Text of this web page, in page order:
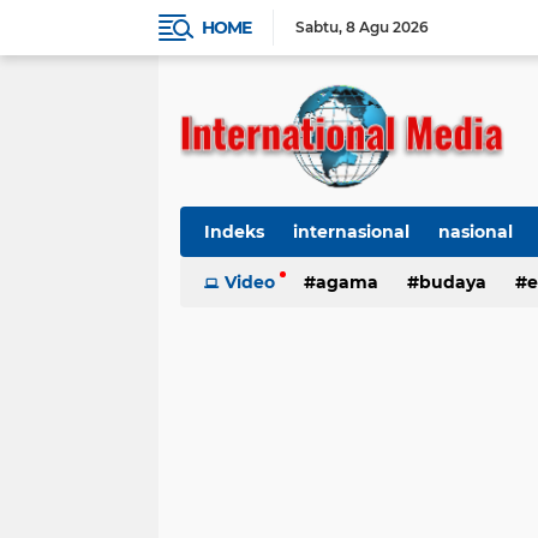
HOME Sabtu 8 Agu 2026
Indeks internasional nasional
Ekbis TNI-Polri Organisasi
Video agama budaya